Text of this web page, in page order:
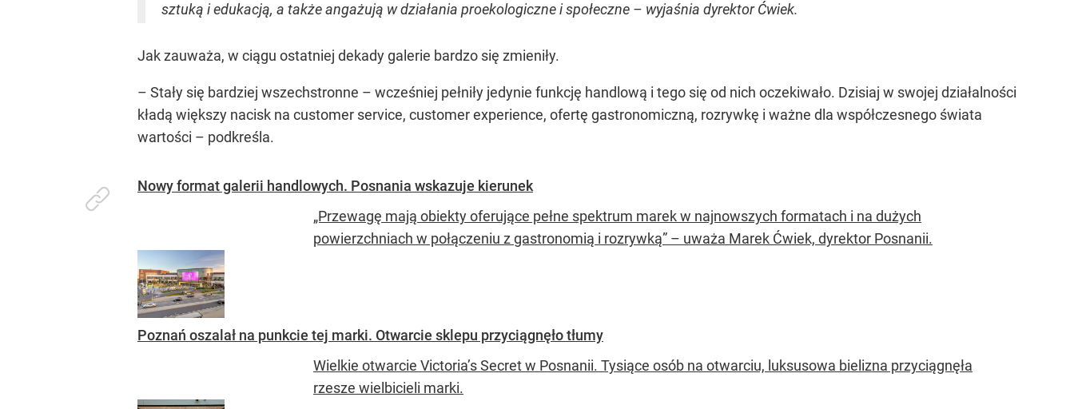
sztuką i edukacją, a także angażują w działania proekologiczne i społeczne – wyjaśnia dyrektor Ćwiek.
Jak zauważa, w ciągu ostatniej dekady galerie bardzo się zmieniły.
– Stały się bardziej wszechstronne – wcześniej pełniły jedynie funkcję handlową i tego się od nich oczekiwało. Dzisiaj w swojej działalności
kładą większy nacisk na customer service, customer experience, ofertę gastronomiczną, rozrywkę i ważne dla współczesnego świata
wartości – podkreśla.
Nowy format galerii handlowych. Posnania wskazuje kierunek
„Przewagę mają obiekty oferujące pełne spektrum marek w najnowszych formatach i na dużych
powierzchniach w połączeniu z gastronomią i rozrywką” – uważa Marek Ćwiek, dyrektor Posnanii.
Poznań oszalał na punkcie tej marki. Otwarcie sklepu przyciągnęło tłumy
Wielkie otwarcie Victoria’s Secret w Posnanii. Tysiące osób na otwarciu, luksusowa bielizna przyciągnęła
rzesze wielbicieli marki.